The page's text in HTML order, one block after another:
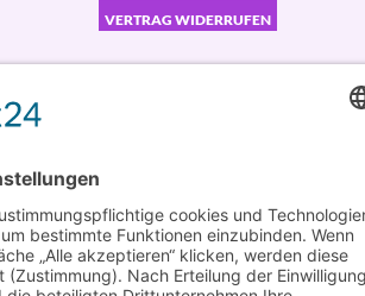
VERTRAG WIDERRUFEN